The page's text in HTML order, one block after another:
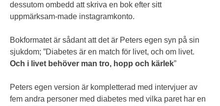
dessutom ombedd att skriva en bok efter sitt
uppmärksam-made instagramkonto.
Bokformatet är sådant att det är Peters egen syn på sin
sjukdom; ”Diabetes är en match för livet, och om livet.
Och i livet behöver man tro, hopp och kärlek”
Peters egen version är kompletterad med intervjuer av
fem andra personer med diabetes med vilka paret har en